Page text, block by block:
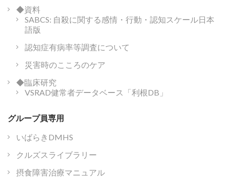
◆資料
SABCS: 自殺に関する感情・行動・認知スケール日本
語版
認知症有病率等調査について
災害時のこころのケア
◆臨床研究
VSRAD健常者データベース「利根DB」
グループ員専用
いばらきDMHS
クルズスライブラリー
摂食障害治療マニュアル